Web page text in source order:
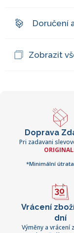
Doručení
Zobrazit
Doprava
Pri zadavani
*Minimální útrata
Vrácení
dní
Výměny a vrácení